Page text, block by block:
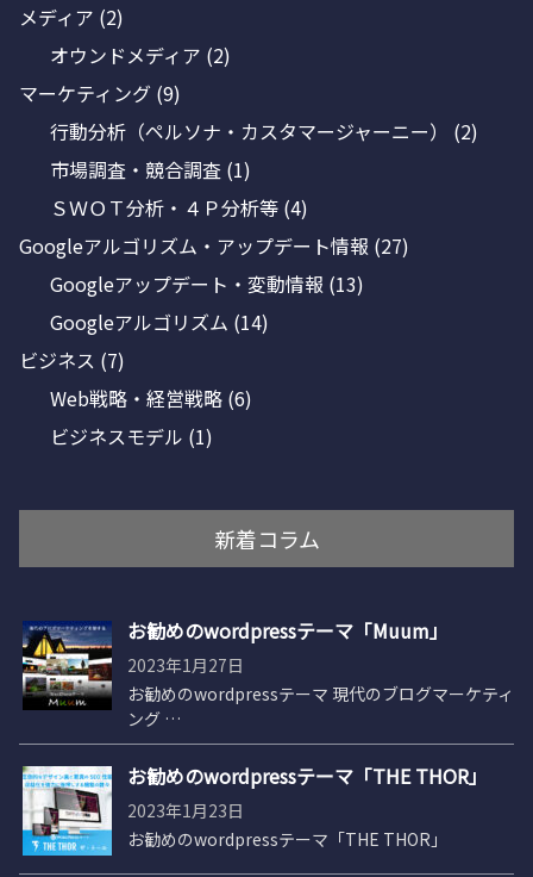
メディア (2)
オウンドメディア (2)
マーケティング (9)
行動分析（ペルソナ・カスタマージャーニー） (2)
市場調査・競合調査 (1)
ＳＷＯＴ分析・４Ｐ分析等 (4)
Googleアルゴリズム・アップデート情報 (27)
Googleアップデート・変動情報 (13)
Googleアルゴリズム (14)
ビジネス (7)
Web戦略・経営戦略 (6)
ビジネスモデル (1)
新着コラム
お勧めのwordpressテーマ「Muum」
2023年1月27日
お勧めのwordpressテーマ 現代のブログマーケティ
ング …
お勧めのwordpressテーマ「THE THOR」
2023年1月23日
お勧めのwordpressテーマ「THE THOR」